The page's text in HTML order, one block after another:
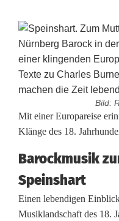
Bild:
N
r
n
b
Mit einer Europareise
Klänge des 18.
Barockmusik
Speinshart
Einen lebendigen
Musiklandschaft des 18.